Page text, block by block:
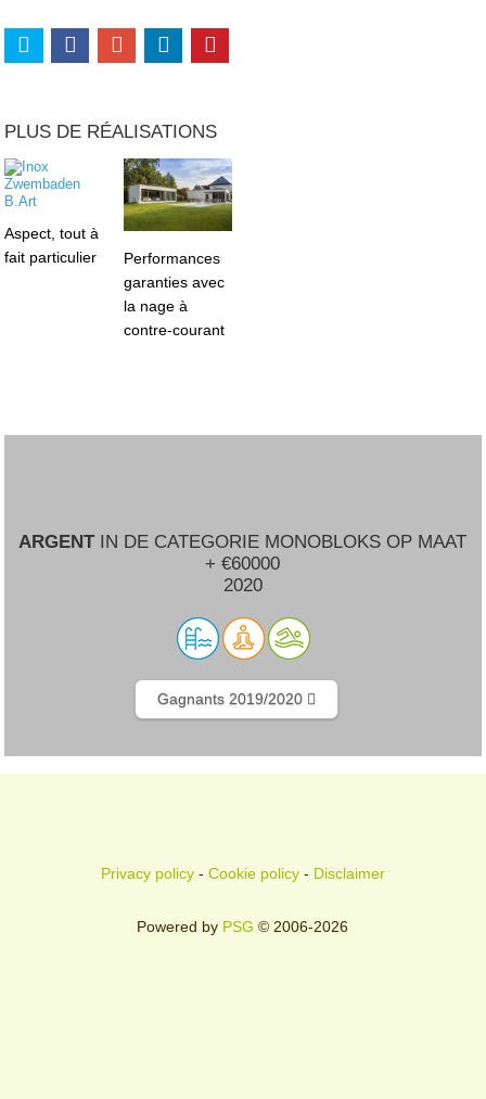
PLUS DE RÉALISATIONS
Aspect, tout à
fait particulier
Performances
garanties avec
la nage à
contre-courant
ARGENTIN DE CATEGORIE MONOBLOKS OP MAAT
+ €60000
2020
Gagnants 2019/2020
Privacy policy- Cookie policy- Disclaimer
Powered by PSG © 2006-2026